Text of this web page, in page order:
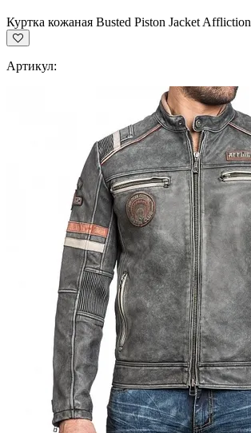
Куртка кожаная Busted Piston Jacket Affliction
Артикул: